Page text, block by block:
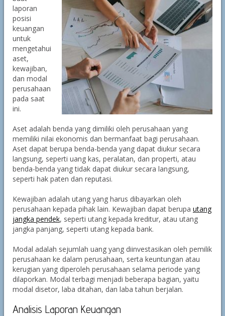
laporan
posisi
keuangan
untuk
mengetahui
aset,
kewajiban,
dan modal
perusahaan
pada saat
ini.
Aset adalah benda yang dimiliki oleh perusahaan yang
memiliki nilai ekonomis dan bermanfaat bagi perusahaan.
Aset dapat berupa benda-benda yang dapat diukur secara
langsung, seperti uang kas, peralatan, dan properti, atau
benda-benda yang tidak dapat diukur secara langsung,
seperti hak paten dan reputasi.
Kewajiban adalah utang yang harus dibayarkan oleh
perusahaan kepada pihak lain. Kewajiban dapat berupa utang
jangka pendek, seperti utang kepada kreditur, atau utang
jangka panjang, seperti utang kepada bank.
Modal adalah sejumlah uang yang diinvestasikan oleh pemilik
perusahaan ke dalam perusahaan, serta keuntungan atau
kerugian yang diperoleh perusahaan selama periode yang
dilaporkan. Modal terbagi menjadi beberapa bagian, yaitu
modal disetor, laba ditahan, dan laba tahun berjalan.
Analisis Laporan Keuangan